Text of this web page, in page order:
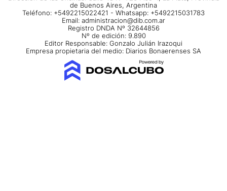
de Buenos Aires, Argentina
Teléfono: +5492215022421 - Whatsapp: +5492215031783
Email: administracion@dib.com.ar
Registro DNDA Nº 32644856
Nº de edición: 9.890
Editor Responsable: Gonzalo Julián Irazoqui
Empresa propietaria del medio: Diarios Bonaerenses SA